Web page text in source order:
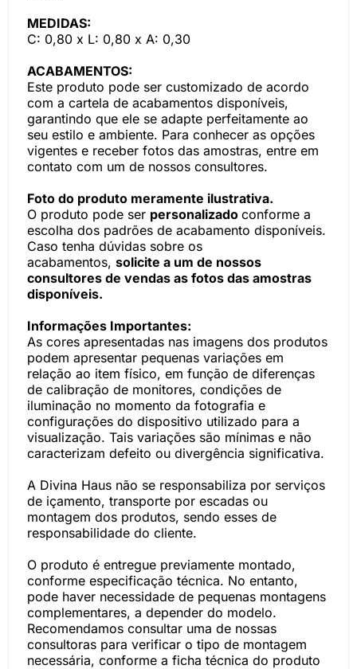
MEDIDAS:
C: 0,80 x L: 0,80 x A: 0,30
ACABAMENTOS:
Este produto pode ser customizado de acordo
com a cartela de acabamentos disponíveis,
garantindo que ele se adapte perfeitamente ao
seu estilo e ambiente. Para conhecer as opções
vigentes e receber fotos das amostras, entre em
contato com um de nossos consultores.
Foto do produto meramente ilustrativa.
O produto pode ser personalizado conforme a
escolha dos padrões de acabamento disponíveis.
Caso tenha dúvidas sobre os
acabamentos, solicite a um de nossos
consultores de vendas as fotos das amostras
disponíveis.
Informações Importantes:
As cores apresentadas nas imagens dos produtos
podem apresentar pequenas variações em
relação ao item físico, em função de diferenças
de calibração de monitores, condições de
iluminação no momento da fotografia e
configurações do dispositivo utilizado para a
visualização. Tais variações são mínimas e não
caracterizam defeito ou divergência significativa.
A Divina Haus não se responsabiliza por serviços
de içamento, transporte por escadas ou
montagem dos produtos, sendo esses de
responsabilidade do cliente.
O produto é entregue previamente montado,
conforme especificação técnica. No entanto,
pode haver necessidade de pequenas montagens
complementares, a depender do modelo.
Recomendamos consultar uma de nossas
consultoras para verificar o tipo de montagem
necessária, conforme a ficha técnica do produto